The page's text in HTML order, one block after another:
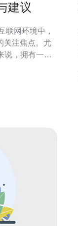
建议
关注焦点。尤
说，拥有一个
个竞争激烈